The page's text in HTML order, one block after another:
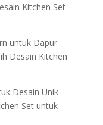
Kitchen Set
untuk Dapur
Desain Kitchen
Desain Unik -
Set untuk